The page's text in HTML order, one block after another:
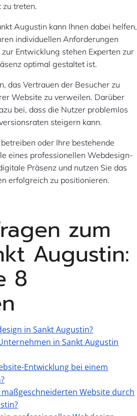
zu treten.
Augustin kann Ihnen dabei helfen,
individuellen Anforderungen
Entwicklung stehen Experten zur
optimal gestaltet ist.
das Vertrauen der Besucher zu
Website zu verweilen. Darüber
bei, dass die Nutzer problemlos
steigern kann.
oder Ihre bestehende
eines professionellen Webdesign-
Präsenz und nutzen Sie das
erfolgreich zu positionieren.
zum
Augustin:
8
in Sankt Augustin?
in Sankt Augustin
Entwicklung bei einem
Website durch